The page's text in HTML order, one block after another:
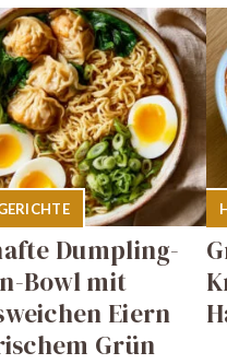
Dumpling-
Bowl mit
Eiern
Grün